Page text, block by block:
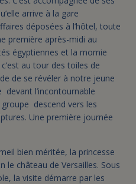
arrive à la gare
déposées à l’hôtel, toute
première après-midi au
égyptiennes et la momie
au tour des toiles de
de se révéler à notre jeune
devant l’incontournable
descend vers les
Une première journée
bien méritée, la princesse
le château de Versailles. Sous
la visite démarre par les